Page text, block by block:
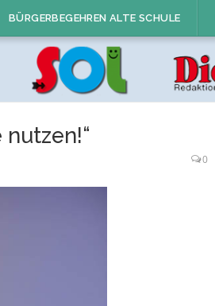
BÜRGERBEGEHREN ALTE SCHULE
0